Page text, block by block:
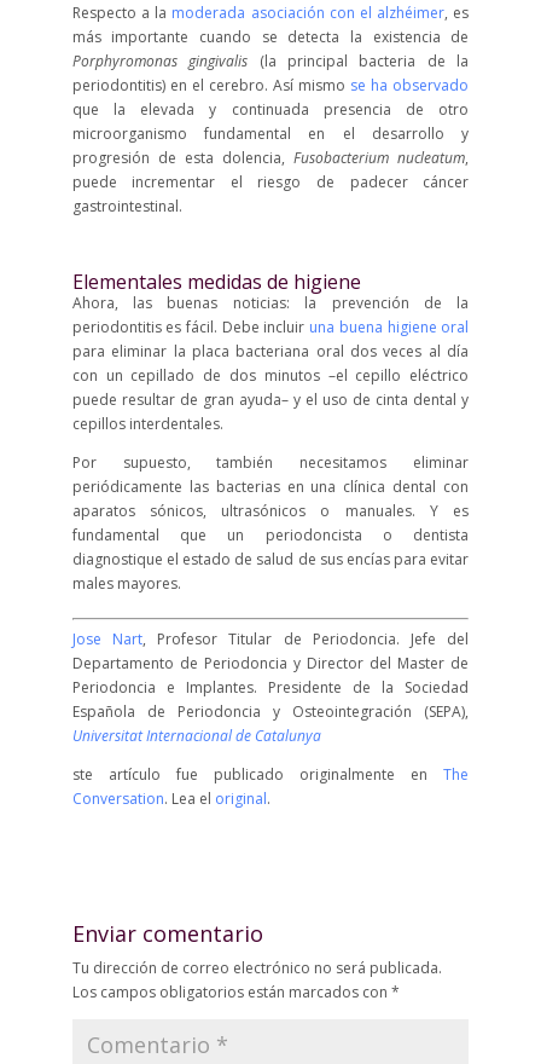
Respecto a la moderada asociación con el alzhéimer, es
más importante cuando se detecta la existencia de
Porphyromonas gingivalis (la principal bacteria de la
periodontitis) en el cerebro. Así mismo se ha observado
que la elevada y continuada presencia de otro
microorganismo fundamental en el desarrollo y
progresión de esta dolencia,Fusobacterium nucleatum,
puede incrementar el riesgo de padecer cáncer
gastrointestinal.
Elementales medidas de higiene
Ahora, las buenas noticias: la prevención de la
periodontitis es fácil. Debe incluir una buena higiene oral
para eliminar la placa bacteriana oral dos veces al día
con un cepillado de dos minutos –el cepillo eléctrico
puede resultar de gran ayuda– y el uso de cinta dental y
cepillos interdentales.
Por supuesto, también necesitamos eliminar
periódicamente las bacterias en una clínica dental con
aparatos sónicos, ultrasónicos o manuales. Y es
fundamental que un periodoncista o dentista
diagnostique el estado de salud de sus encías para evitar
males mayores.
Jose Nart, Profesor Titular de Periodoncia. Jefe del
Departamento de Periodoncia y Director del Master de
Periodoncia e Implantes. Presidente de la Sociedad
Española de Periodoncia y Osteointegración (SEPA),
Universitat Internacional de Catalunya
ste artículo fue publicado originalmente enThe
Conversation. Lea el original.
Enviar comentario
Tu dirección de correo electrónico no será publicada.
Los campos obligatorios están marcados con *